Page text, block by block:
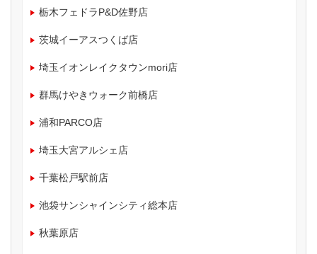
栃木フェドラP&D佐野店
茨城イーアスつくば店
埼玉イオンレイクタウンmori店
群馬けやきウォーク前橋店
浦和PARCO店
埼玉大宮アルシェ店
千葉松戸駅前店
池袋サンシャインシティ総本店
秋葉原店